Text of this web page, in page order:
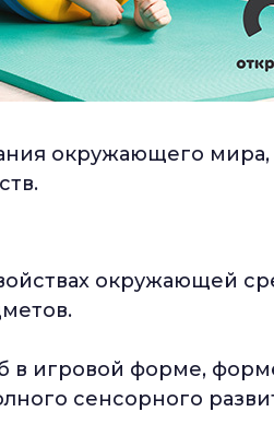
окружающего мира,
окружающей
в игровой форме,
сенсорного